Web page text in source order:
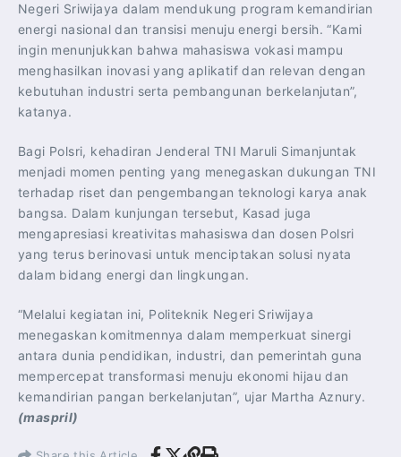
Negeri Sriwijaya dalam mendukung program kemandirian
energi nasional dan transisi menuju energi bersih. “Kami
ingin menunjukkan bahwa mahasiswa vokasi mampu
menghasilkan inovasi yang aplikatif dan relevan dengan
kebutuhan industri serta pembangunan berkelanjutan”,
katanya.
Bagi Polsri, kehadiran Jenderal TNI Maruli Simanjuntak
menjadi momen penting yang menegaskan dukungan TNI
terhadap riset dan pengembangan teknologi karya anak
bangsa. Dalam kunjungan tersebut, Kasad juga
mengapresiasi kreativitas mahasiswa dan dosen Polsri
yang terus berinovasi untuk menciptakan solusi nyata
dalam bidang energi dan lingkungan.
“Melalui kegiatan ini, Politeknik Negeri Sriwijaya
menegaskan komitmennya dalam memperkuat sinergi
antara dunia pendidikan, industri, dan pemerintah guna
mempercepat transformasi menuju ekonomi hijau dan
kemandirian pangan berkelanjutan”, ujar Martha Aznury.
(maspril)